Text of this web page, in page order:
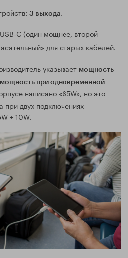
3 выхода.
(один мощнее, второй
для старых кабелей.
указывает мощность
при одновременной
написано «65W», но это
при двух подключениях
+ 10W.